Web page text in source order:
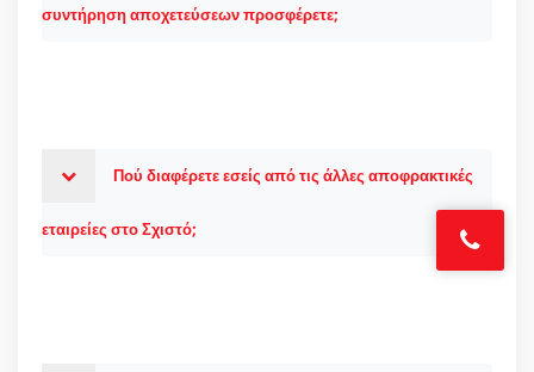
συντήρηση αποχετεύσεων προσφέρετε;
Πού διαφέρετε εσείς από τις άλλες αποφρακτικές
εταιρείες στο Σχιστό;